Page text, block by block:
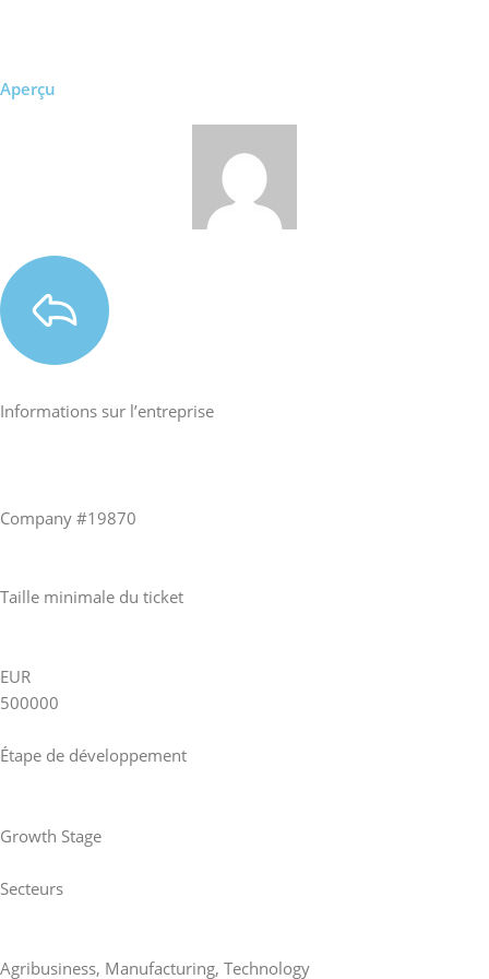
Aperçu
Informations sur l’entreprise
Company #19870
Taille minimale du ticket
EUR
500000
Étape de développement
Growth Stage
Secteurs
Agribusiness, Manufacturing, Technology